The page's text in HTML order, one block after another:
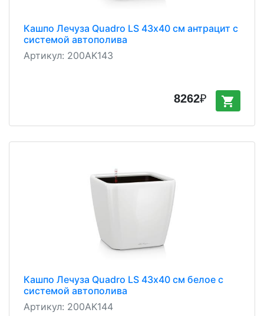
Кашпо Лечуза Quadro LS 43х40 см антрацит с
системой автополива
Артикул: 200AK143
8262₽ shopping_cart
Кашпо Лечуза Quadro LS 43х40 см белое с
системой автополива
Артикул: 200AK144